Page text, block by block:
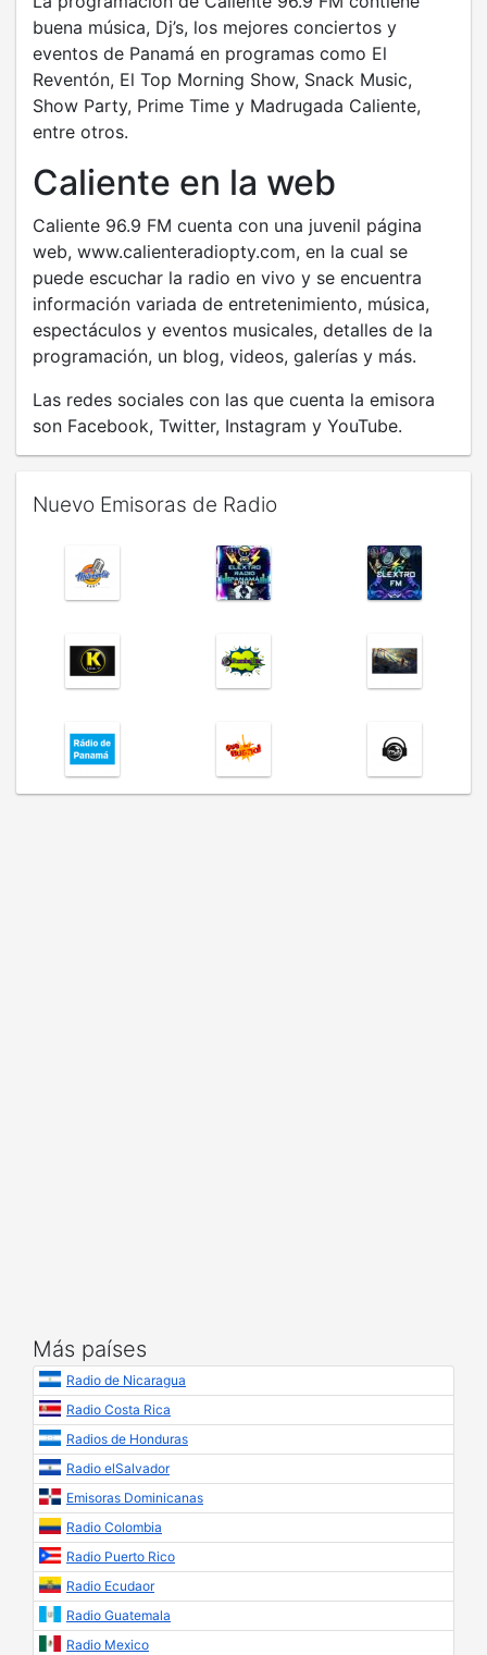
buena música, Dj’s, los mejores conciertos y
eventos de Panamá en programas como El
Reventón, El Top Morning Show, Snack Music,
Show Party, Prime Time y Madrugada Caliente,
entre otros.
Caliente en la web
Caliente 96.9 FM cuenta con una juvenil página
web, www.calienteradiopty.com, en la cual se
puede escuchar la radio en vivo y se encuentra
información variada de entretenimiento, música,
espectáculos y eventos musicales, detalles de la
programación, un blog, videos, galerías y más.
Las redes sociales con las que cuenta la emisora
son Facebook, Twitter, Instagram y YouTube.
Nuevo Emisoras de Radio
Más países
Radio de Nicaragua
Radio Costa Rica
Radios de Honduras
Radio elSalvador
Emisoras Dominicanas
Radio Colombia
Radio Puerto Rico
Radio Ecudaor
Radio Guatemala
Radio Mexico